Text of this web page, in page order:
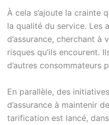
À cela s’ajoute la crainte
la qualité du service. Les
d’assurance, cherchant à
risques qu’ils encourent.
d’autres consommateurs
En parallèle, des
d’assurance à maintenir
tarification est lancé,